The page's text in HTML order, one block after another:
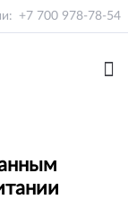
+7 700 978-78-54